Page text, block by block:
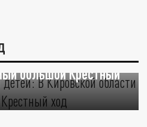
детей: В Кировской
большой Крестный